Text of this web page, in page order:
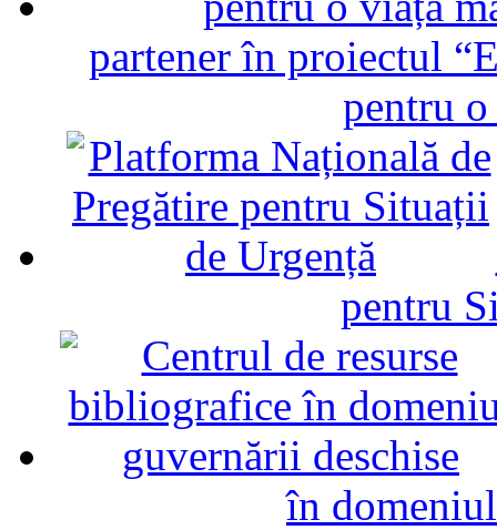
partener în proiectul
pentru
pentru
în